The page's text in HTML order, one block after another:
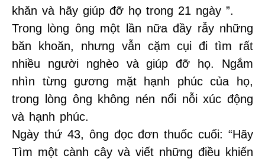
khăn và hãy giúp đỡ họ trong 21 ngày ”.
Trong lòng ông một lần nữa đầy rẫy những
băn khoăn, nhưng vẫn cặm cụi đi tìm rất
nhiều người nghèo và giúp đỡ họ. Ngắm
nhìn từng gương mặt hạnh phúc của họ,
trong lòng ông không nén nổi nỗi xúc động
và hạnh phúc.
Ngày thứ 43, ông đọc đơn thuốc cuối: “Hãy
Tìm một cành cây và viết những điều khiến